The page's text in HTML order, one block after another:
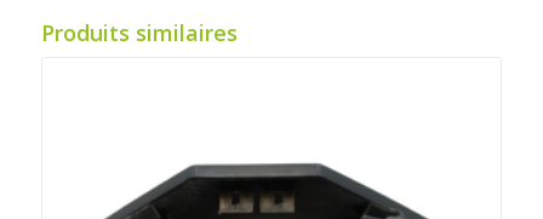
Produits similaires